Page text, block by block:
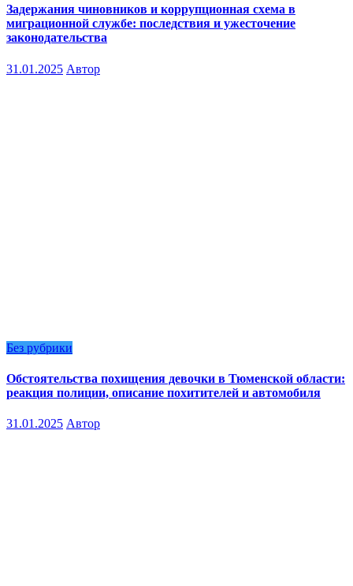
Задержания чиновников и коррупционная схема в
миграционной службе: последствия и ужесточение
законодательства
31.01.2025 Автор
Без рубрики
Обстоятельства похищения девочки в Тюменской области:
реакция полиции, описание похитителей и автомобиля
31.01.2025 Автор